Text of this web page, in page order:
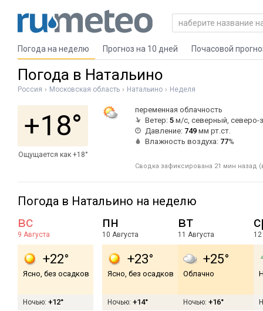
Погода на неделю Прогноз на 10 дней Почасовой
Погода в Натальино
Россия Московская область Натальино Неделя
+18°
Ощущается как +18°
переменная облачность
Ветер: 5 м/с, северный, северо-
Давление: 749 мм рт.ст.
Влажность воздуха: 77%
Сводка зафиксирована 21 мин назад
Погода в Натальино на неделю
вс
9 Августа
+22°
Ясно, без осадков
Ночью: +12°
пн
10 Августа
+23°
Ясно, без осадков
Ночью: +14°
вт
11 Августа
+25°
Облачно
Ночью: +16°
12